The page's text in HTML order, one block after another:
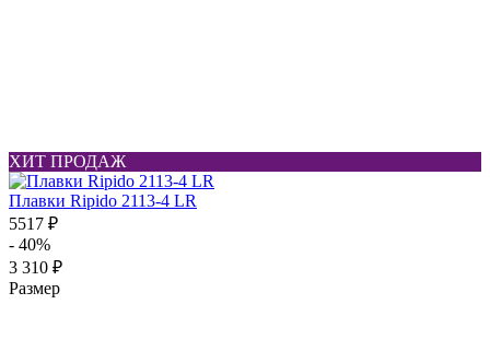
ХИТ ПРОДАЖ
Плавки Ripido 2113-4 LR
5517 ₽
- 40%
3 310 ₽
Размер